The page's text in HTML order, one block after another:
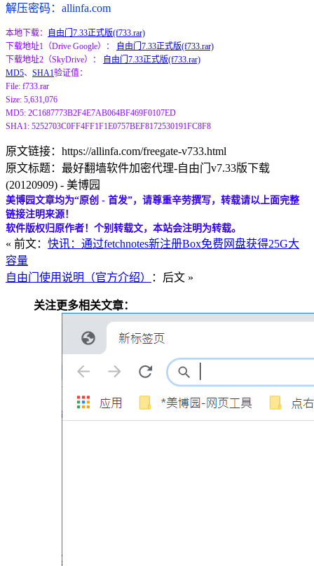
解压密码：allinfa.com
本地下载：
自由门7.33正式版(f733.rar)
下载地址1（Drive Google）：
自由门7.33正式版(f733.rar)
下载地址2（SkyDrive）：
自由门7.33正式版(f733.rar)
MD5、 SHA1验证值：
File: f733.rar
Size: 5,631,076
MD5: 2C1687773B2F4E7AB064BF469F0107ED
SHA1: 5252703C0FF4FF1F1E0757BEF8172530191FC8F8
原文链接：https://allinfa.com/freegate-v733.html
原文标题：最好翻墙软件加密代理-自由门v7.33版下载
(20120909) - 美博园
美博园文章均为“原创 - 首发”，请尊重辛劳撰写，转载请以上面完整
链接注明来源！
软件版权归原作者！个别转载文，本站会注明为转载。
« 前文： 快讯：通过fetchnotes新注册Box免费网盘获得25G大
容量
自由门使用说明（官方介绍）
：后文 »
关注更多相关文章：